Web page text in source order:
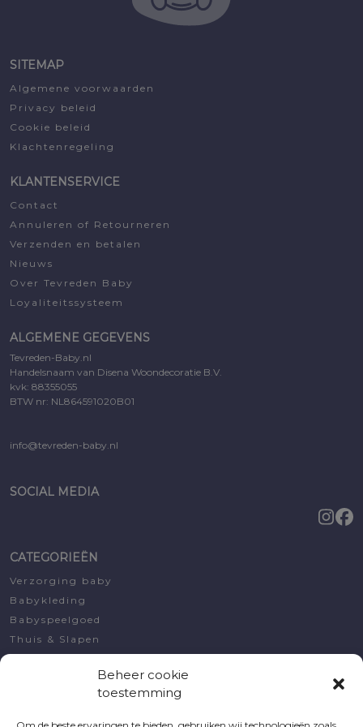
Beheer cookie
toestemming
SITEMAP
Algemene voorwaarden
Privacy beleid
Cookie beleid
Klachtenregeling
KLANTENSERVICE
Contact
Annuleren of Retourneren
Verzenden en betalen
Nieuws
Over Tevreden Baby
Loyaliteitssysteem
ALGEMENE GEGEVENS
Tevreden-Baby.nl
Handelsnaam van Disena Woondecoratie B.V.
kvk: 88355055
BTW nr: NL864591020B01
info@tevreden-baby.nl
SOCIAL MEDIA
CATEGORIEËN
Verzorging baby
Babykleding
Babyspeelgoed
Thuis & Slapen
Decoratie
Kraamcadeautjes